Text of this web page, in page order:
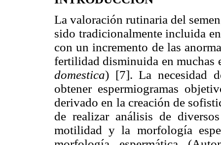
La valoración rutinaria del
sido tradicionalmente incluida
con un incremento de las
fertilidad disminuida en muchas
domestica) [7]. La necesidad
obtener espermiogramas
derivado en la creación de
de realizar análisis de
motilidad y la morfología